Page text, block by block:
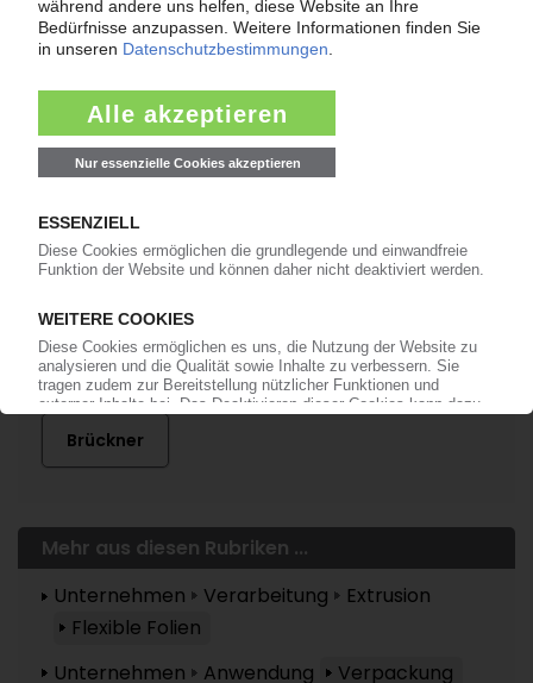
Jetzt kostenlos testen
Bereits KI-Abonnent? Jetzt
anmelden!
Alupol Films Alupol Packaging
Brückner
Mehr aus diesen Rubriken ...
Unternehmen
Verarbeitung
Extrusion
Flexible Folien
Unternehmen
Anwendung Verpackung